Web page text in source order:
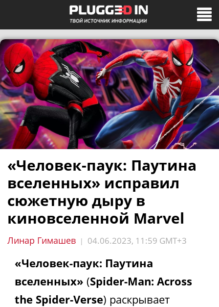
«Человек-паук: Паутина
вселенных» исправил
сюжетную дыру в
киновселенной Marvel
Линар Гимашев | 04.06.2023, 11:59 GMT+3
«Человек-паук: Паутина
вселенных» (Spider-Man: Across
the Spider-Verse) раскрывает